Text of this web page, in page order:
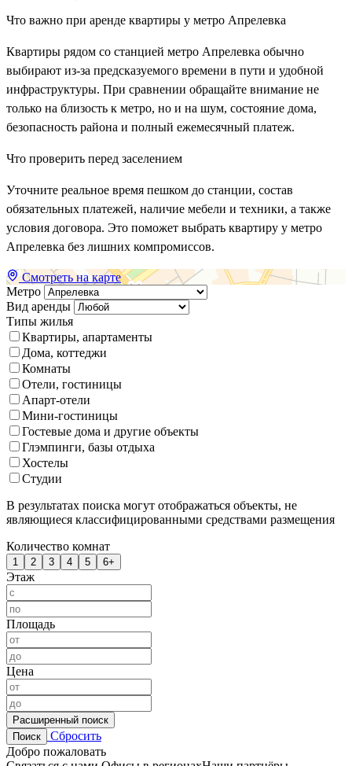
Что важно при аренде квартиры у метро Апрелевка
Квартиры рядом со станцией метро Апрелевка обычно
выбирают из-за предсказуемого времени в пути и удобной
инфраструктуры. При сравнении обращайте внимание не
только на близость к метро, но и на шум, состояние дома,
безопасность района и полный ежемесячный платеж.
Что проверить перед заселением
Уточните реальное время пешком до станции, состав
обязательных платежей, наличие мебели и техники, а также
условия договора. Это поможет выбрать квартиру у метро
Апрелевка без лишних компромиссов.
Смотреть на карте
Метро
Вид аренды
Типы жилья
Квартиры, апартаменты
Дома, коттеджи
Комнаты
Отели, гостиницы
Апарт-отели
Мини-гостиницы
Гостевые дома и другие объекты
Глэмпинги, базы отдыха
Хостелы
Студии
В результатах поиска могут отображаться объекты, не
являющиеся классифицированными средствами размещения
Количество комнат
1 2 3 4 5 6+
Этаж
Площадь
Цена
Расширенный поиск
Поиск
Сбросить
Добро пожаловать